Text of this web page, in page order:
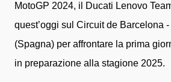
MotoGP 2024, il Ducati Lenovo
quest’oggi sul Circuit de Barcelona
(Spagna) per affrontare la prima
in preparazione alla stagione 2025.